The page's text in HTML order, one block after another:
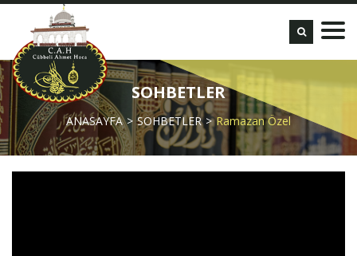
SOHBETLER
ANASAYFA SOHBETLER Ramazan Özel